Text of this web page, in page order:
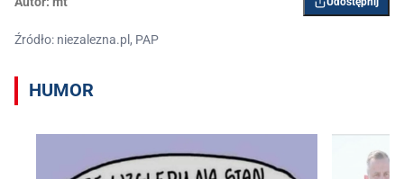
Źródło: niezalezna.pl, PAP
HUMOR